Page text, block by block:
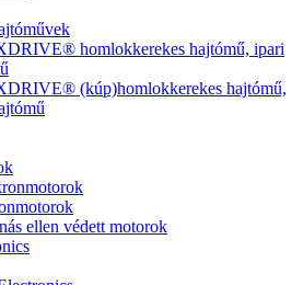
homlokkerekes hajtómű, ipari
(kúp)homlokkerekes hajtómű,
ellen védett motorok